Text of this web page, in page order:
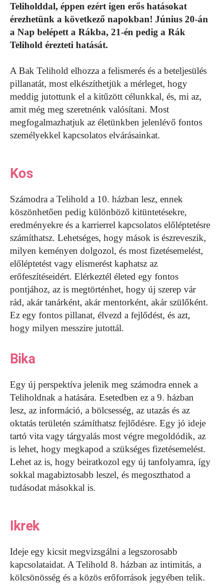
Teliholddal, éppen ezért igen erős hatásokat
érezhetünk a következő napokban! Június 20-án
a Nap belépett a Rákba, 21-én pedig a Rák
Telihold érezteti hatását.
A Bak Telihold elhozza a felismerés és a beteljesülés
pillanatát, most elkészíthetjük a mérleget, hogy
meddig jutottunk el a kitűzött célunkkal, és, mi az,
amit még meg szeretnénk valósítani. Most
megfogalmazhatjuk az életünkben jelenlévő fontos
személyekkel kapcsolatos elvárásainkat.
Kos
Számodra a Telihold a 10. házban lesz, ennek
köszönhetően pedig különböző kitüntetésekre,
eredményekre és a karrierrel kapcsolatos előléptetésre
számíthatsz. Lehetséges, hogy mások is észreveszik,
milyen keményen dolgozol, és most fizetésemelést,
előléptetést vagy elismerést kaphatsz az
erőfeszítéseidért. Elérkeztél életed egy fontos
pontjához, az is megtörténhet, hogy új szerep vár
rád, akár tanárként, akár mentorként, akár szülőként.
Ez egy fontos pillanat, élvezd a fejlődést, és azt,
hogy milyen messzire jutottál.
Bika
Egy új perspektíva jelenik meg számodra ennek a
Teliholdnak a hatására. Esetedben ez a 9. házban
lesz, az információ, a bölcsesség, az utazás és az
oktatás területén számíthatsz fejlődésre. Egy jó ideje
tartó vita vagy tárgyalás most végre megoldódik, az
is lehet, hogy megkapod a szükséges fizetésemelést.
Lehet az is, hogy beiratkozol egy új tanfolyamra, így
sokkal magabiztosabb leszel, és megoszthatod a
tudásodat másokkal is.
Ikrek
Ideje egy kicsit megvizsgálni a legszorosabb
kapcsolataidat. A Telihold 8. házban az intimitás, a
kölcsönösség és a közös erőforrások jegyében telik.